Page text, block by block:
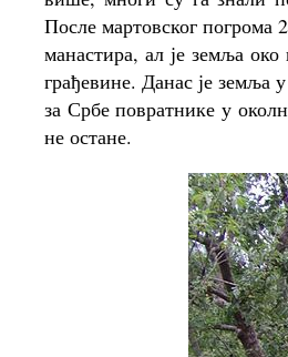
После мартовског погрома
манастира, ал је земља
грађевине. Данас је земља
за Србе повратнике у
не остане.